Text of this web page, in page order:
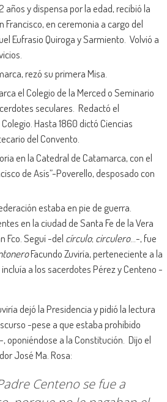
y dispensa por la edad, recibió la
Francisco, en ceremonia a cargo del
Eufrasio Quiroga y Sarmiento. Volvió a
rezó su primera Misa.
el Colegio de la Merced o Seminario
seculares. Redactó el
Hasta 1860 dictó Ciencias
del Convento.
en la Catedral de Catamarca, con el
de Asís”-Poverello, desposado con
estaba en pie de guerra.
en la ciudad de Santa Fe de la Vera
Fco. Seguí -del círculo; circulero…-, fue
Facundo Zuviría, perteneciente a la
a los sacerdotes Pérez y Centeno -
dejó la Presidencia y pidió la lectura
-pese a que estaba prohibido
oponiéndose a la Constitución. Dijo el
José Ma. Rosa:
Centeno se fue a